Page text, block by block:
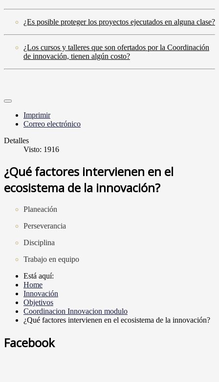
¿Es posible proteger los proyectos ejecutados en alguna clase?
¿Los cursos y talleres que son ofertados por la Coordinación
de innovación, tienen algún costo?
Imprimir
Correo electrónico
Detalles
Visto: 1916
¿Qué factores intervienen en el
ecosistema de la innovación?
Planeación
Perseverancia
Disciplina
Trabajo en equipo
Está aquí:
Home
Innovación
Objetivos
Coordinacion Innovacion modulo
¿Qué factores intervienen en el ecosistema de la innovación?
Facebook